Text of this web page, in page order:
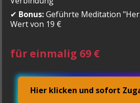
✔ Bonus: Geführte Meditation
Wert von 19 €
für einmalig 69 €
Hier klicken und sofort